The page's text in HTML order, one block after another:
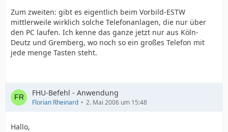
Zum zweiten: gibt es eigentlich beim Vorbild-ESTW
mittlerweile wirklich solche Telefonanlagen, die nur über
den PC laufen. Ich kenne das ganze jetzt nur aus Köln-
Deutz und Gremberg, wo noch so ein großes Telefon mit
jede menge Tasten steht.
FHU-Befehl - Anwendung
Florian Rheinard 2. Mai 2006 um 15:48
Hallo,